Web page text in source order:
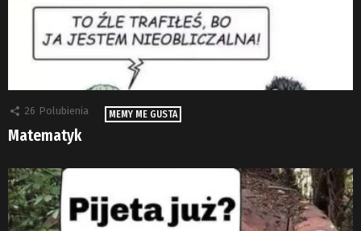
26 Polubienia MEMY ME GUSTA
Matematyk